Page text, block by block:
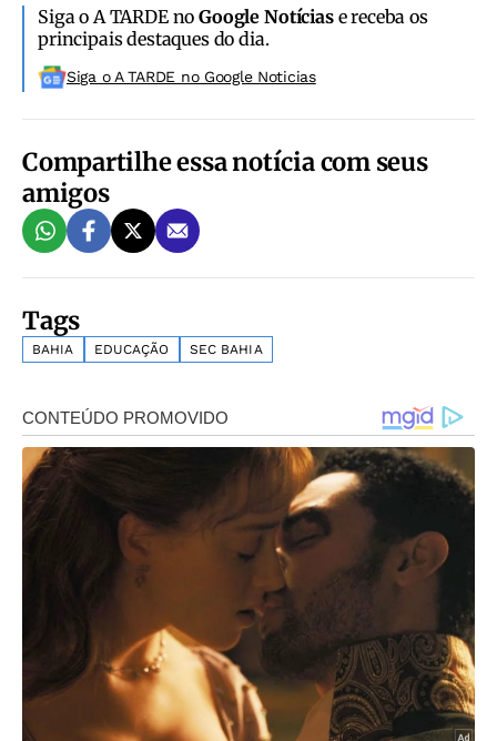
Siga o A TARDE noGoogle Notíciase receba os
principais destaques do dia.
Siga o A TARDE no Google Noticias
Compartilhe essa notícia com seus
amigos
Tags
BAHIA EDUCAÇÃO SEC BAHIA